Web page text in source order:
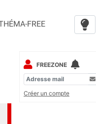
FREE
FREEZONE
Créer un compte